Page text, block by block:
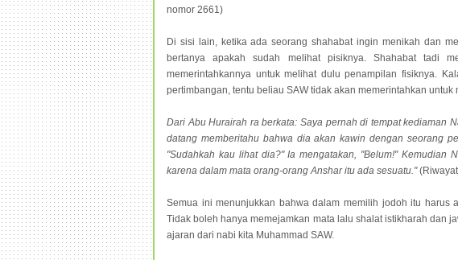
nomor 2661)
Di sisi lain, ketika ada seorang shahabat ingin menikah dan
bertanya apakah sudah melihat pisiknya. Shahabat tadi
memerintahkannya untuk melihat dulu penampilan fisiknya.
pertimbangan, tentu beliau SAW tidak akan memerintahkan untuk
Dari Abu Hurairah ra berkata: Saya pernah di tempat kediaman
datang memberitahu bahwa dia akan kawin dengan seorang
"Sudahkah kau lihat dia?" Ia mengatakan, "Belum!" Kemudian
karena dalam mata orang-orang Anshar itu ada sesuatu."
Semua ini menunjukkan bahwa dalam memilih jodoh itu harus
Tidak boleh hanya memejamkan mata lalu shalat istikharah dan
ajaran dari nabi kita Muhammad SAW.